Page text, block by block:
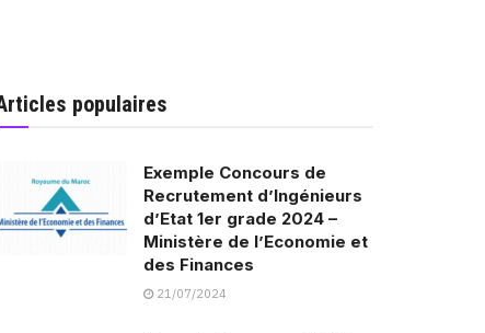
populaires
Exemple Concours de
Recrutement d’Ingénieurs
d’Etat 1er grade 2024 –
Ministère de l’Economie et
des Finances
21/07/2024